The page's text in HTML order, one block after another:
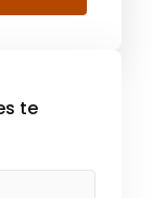
in
jaar
te